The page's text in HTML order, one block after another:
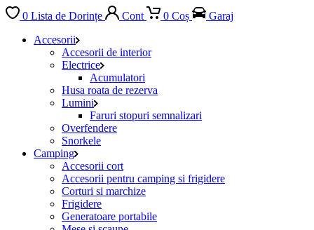
0 Lista de Dorințe Cont 0 Coș
Garaj
Accesorii
Accesorii de interior
Electrice
Acumulatori
Husa roata de rezerva
Lumini
Faruri stopuri semnalizari
Overfendere
Snorkele
Camping
Accesorii cort
Accesorii pentru camping si frigidere
Corturi si marchize
Frigidere
Generatoare portabile